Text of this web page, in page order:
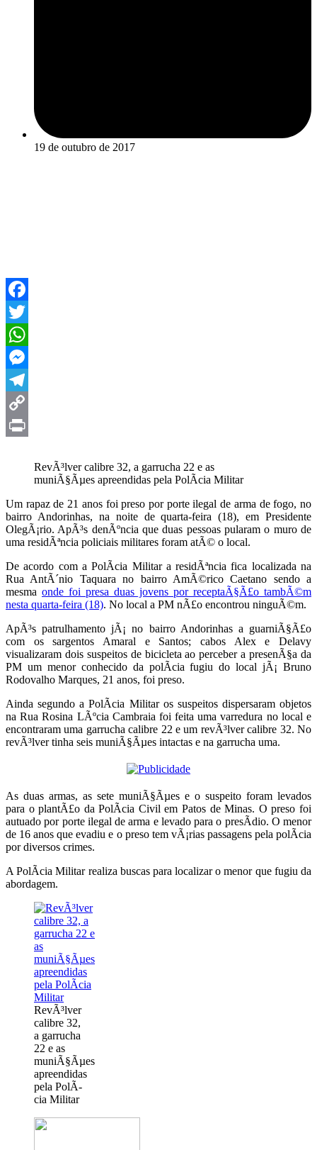
19 de outubro de 2017
Facebook
Twitter
WhatsApp
Messenger
Telegram
Copy
RevÃ³lver calibre 32, a garrucha 22 e as
muniÃ§Ãµes apreendidas pela PolÃ­cia Militar
Um rapaz de 21 anos foi preso por porte ilegal de arma de fogo, no
bairro Andorinhas, na noite de quarta-feira (18), em Presidente
OlegÃ¡rio. ApÃ³s denÃºncia que duas pessoas pularam o muro de
uma residÃªncia policiais militares foram atÃ© o local.
De acordo com a PolÃ­cia Militar a residÃªncia fica localizada na
Rua AntÃ´nio Taquara no bairro AmÃ©rico Caetano sendo a
mesma onde foi presa duas jovens por receptaÃ§Ã£o tambÃ©m
nesta quarta-feira (18). No local a PM nÃ£o encontrou ninguÃ©m.
ApÃ³s patrulhamento jÃ¡ no bairro Andorinhas a guarniÃ§Ã£o
com os sargentos Amaral e Santos; cabos Alex e Delavy
visualizaram dois suspeitos de bicicleta ao perceber a presenÃ§a da
PM um menor conhecido da polÃ­cia fugiu do local jÃ¡ Bruno
Rodovalho Marques, 21 anos, foi preso.
Ainda segundo a PolÃ­cia Militar os suspeitos dispersaram objetos
na Rua Rosina LÃºcia Cambraia foi feita uma varredura no local e
encontraram uma garrucha calibre 22 e um revÃ³lver calibre 32. No
revÃ³lver tinha seis muniÃ§Ãµes intactas e na garrucha uma.
As duas armas, as sete muniÃ§Ãµes e o suspeito foram levados
para o plantÃ£o da PolÃ­cia Civil em Patos de Minas. O preso foi
autuado por porte ilegal de arma e levado para o presÃ­dio. O menor
de 16 anos que evadiu e o preso tem vÃ¡rias passagens pela polÃ­cia
por diversos crimes.
A PolÃ­cia Militar realiza buscas para localizar o menor que fugiu da
abordagem.
RevÃ³lver
calibre 32,
a garrucha
22 e as
muniÃ§Ãµes
apreendidas
pela PolÃ­
cia Militar